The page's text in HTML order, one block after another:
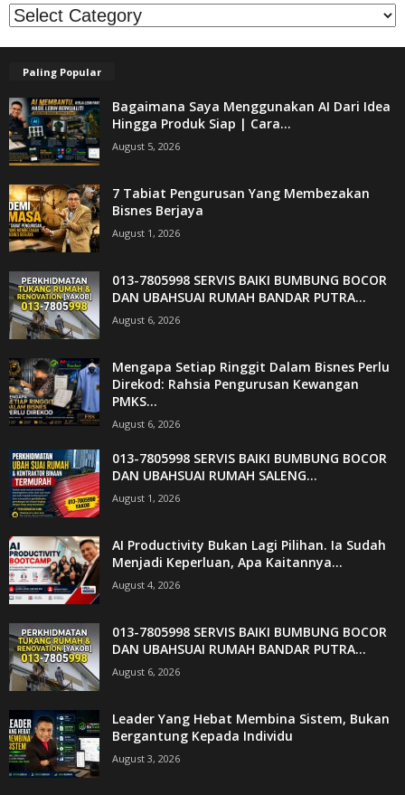
Kategori
Paling Popular
Bagaimana Saya Menggunakan AI Dari Idea
Hingga Produk Siap | Cara...
August 5, 2026
7 Tabiat Pengurusan Yang Membezakan
Bisnes Berjaya
August 1, 2026
013-7805998 SERVIS BAIKI BUMBUNG BOCOR
DAN UBAHSUAI RUMAH BANDAR PUTRA...
August 6, 2026
Mengapa Setiap Ringgit Dalam Bisnes Perlu
Direkod: Rahsia Pengurusan Kewangan
PMKS...
August 6, 2026
013-7805998 SERVIS BAIKI BUMBUNG BOCOR
DAN UBAHSUAI RUMAH SALENG...
August 1, 2026
AI Productivity Bukan Lagi Pilihan. Ia Sudah
Menjadi Keperluan, Apa Kaitannya...
August 4, 2026
013-7805998 SERVIS BAIKI BUMBUNG BOCOR
DAN UBAHSUAI RUMAH BANDAR PUTRA...
August 6, 2026
Leader Yang Hebat Membina Sistem, Bukan
Bergantung Kepada Individu
August 3, 2026